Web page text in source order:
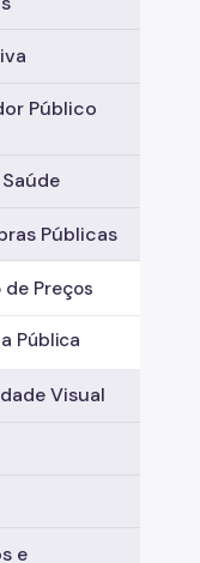
Público
Públicas
Preços
Pública
Visual
e